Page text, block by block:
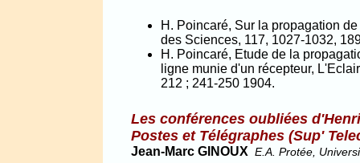
H. Poincaré, Sur la propagation
des Sciences, 117, 1027-1032,
H. Poincaré, Etude de la
ligne munie d'un récepteur,
212 ; 241-250 1904.
Les conférences oubliées
Postes et Télégraphes (Sup'
Jean-Marc GINOUX E.A. Protée,